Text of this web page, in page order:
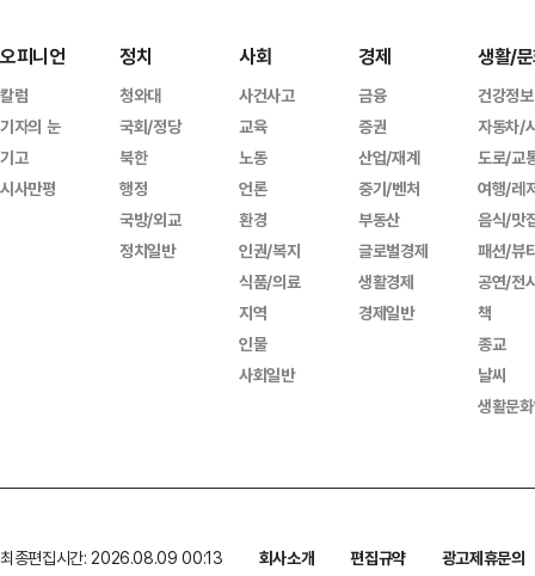
오피니언
칼럼
기자의 눈
기고
시사만평
정치
청와대
국회/정당
북한
행정
국방/외교
정치일반
사회
사건사고
교육
노동
언론
환경
인권/복지
식품/의료
지역
인물
사회일반
경제
금융
증권
산업/재계
중기/벤처
부동산
글로벌경제
생활경제
경제일반
생활/
건강정보
자동차/
도로/교
여행/레
음식/맛
패션/뷰
공연/전
책
종교
날씨
생활문
최종편집시간: 2026.08.09 00:13 회사소개 편집규약 광고제휴문의